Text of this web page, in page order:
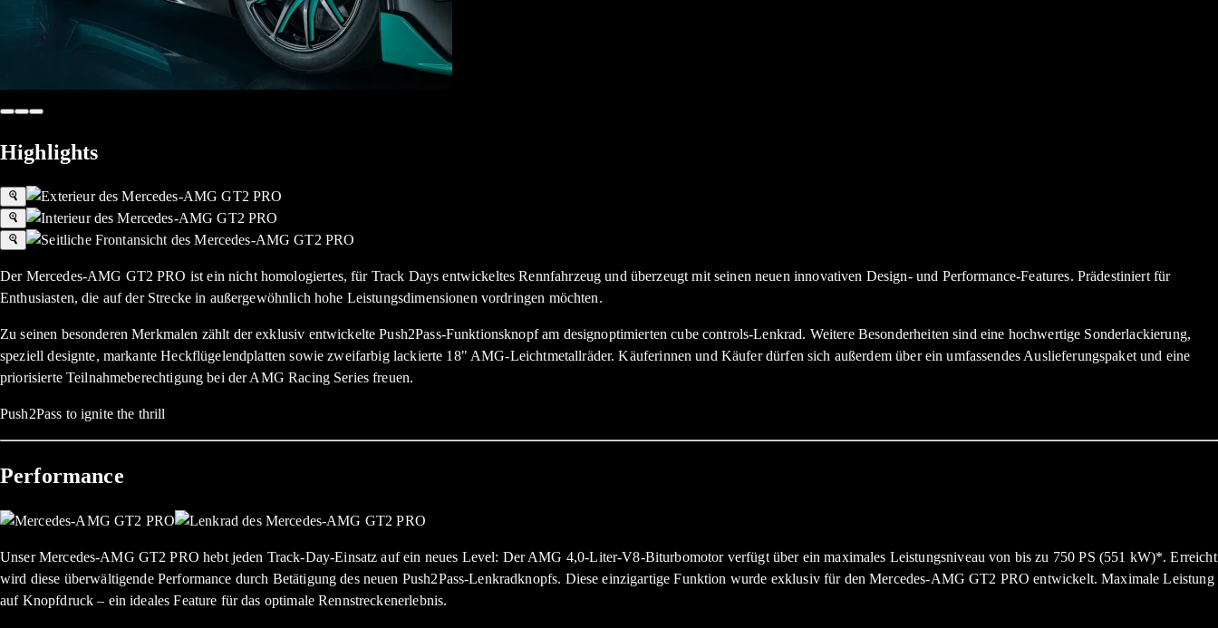
Highlights
Der Mercedes-AMG GT2 PRO ist ein nicht homologiertes, für Track Days entwickeltes Rennfahrzeug und überzeugt mit seinen neuen innovativen Design- und Performance-Features. Prädestiniert für
Enthusiasten, die auf der Strecke in außergewöhnlich hohe Leistungsdimensionen vordringen möchten.
Zu seinen besonderen Merkmalen zählt der exklusiv entwickelte Push2Pass-Funktionsknopf am designoptimierten cube controls-Lenkrad. Weitere Besonderheiten sind eine hochwertige Sonderlackierung,
speziell designte, markante Heckflügelendplatten sowie zweifarbig lackierte 18" AMG-Leichtmetallräder. Käuferinnen und Käufer dürfen sich außerdem über ein umfassendes Auslieferungspaket und eine
priorisierte Teilnahmeberechtigung bei der AMG Racing Series freuen.
Push2Pass to ignite the thrill
Performance
Unser Mercedes-AMG GT2 PRO hebt jeden Track-Day-Einsatz auf ein neues Level: Der AMG 4,0-Liter-V8-Biturbomotor verfügt über ein maximales Leistungsniveau von bis zu 750 PS (551 kW)*. Erreicht
wird diese überwältigende Performance durch Betätigung des neuen Push2Pass-Lenkradknopfs. Diese einzigartige Funktion wurde exklusiv für den Mercedes-AMG GT2 PRO entwickelt. Maximale Leistung
auf Knopfdruck – ein ideales Feature für das optimale Rennstreckenerlebnis.